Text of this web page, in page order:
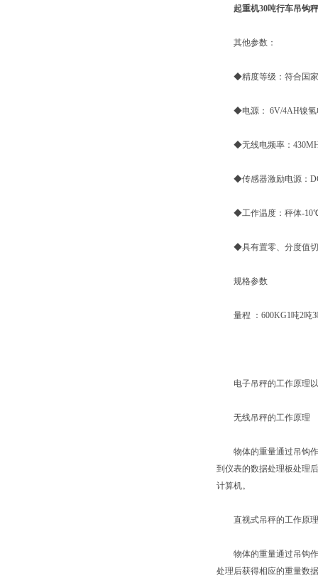
起重机30吨行车吊钩
其他参数：
◆精度等级：符合国家
◆电源： 6V/4AH镍氢
◆无线电频率：
◆传感器激励电源：
◆工作温度：秤体-
◆具有置零、分度值切
规格参数
量程 ：600KG1吨2吨3
电子吊秤的工作原理以
无线吊秤的工作原理
物体的重量通过吊钩作
到仪表的数据处理板处理
计算机。
直视式吊秤的工作原理
物体的重量通过吊钩作
处理后获得相应的重量数